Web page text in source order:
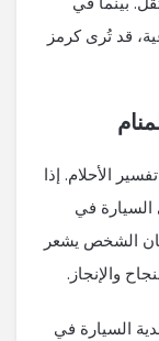
قد تُرى كرمز
الأحلام. إذا
السيارة في
كان الشخص يشعر
والإنجاز.
السيارة في